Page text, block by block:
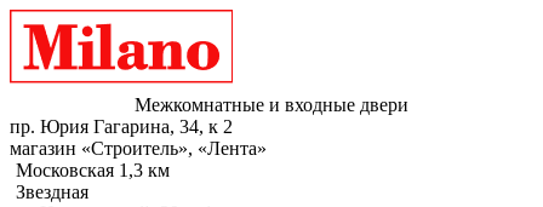
Межкомнатные и входные двери
пр. Юрия Гагарина, 34, к 2
магазин «Строитель», «Лента»
Московская 1,3 км
Звездная